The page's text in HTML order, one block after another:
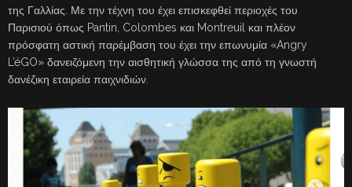
της Γαλλίας. Με την τέχνη του έχει επισκεφθεί περιοχές του
Παρισιού όπως Pantin, Colombes και Montreuil και πλέον
πρόσφατη αστική παρέμβαση του έχει την επωνυμία «Angry
L’éGO» δανειζόμενη την αισθητική γλώσσα της από τη γνωστή
δανέζικη εταιρεία παιχνιδιών.